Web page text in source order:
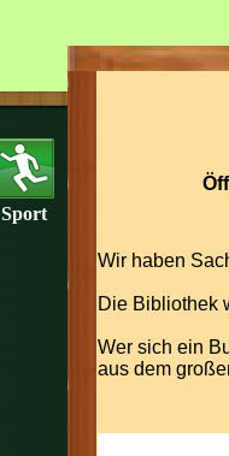
Sport
Wir haben
Die Bibliothek
Wer sich ein
aus dem